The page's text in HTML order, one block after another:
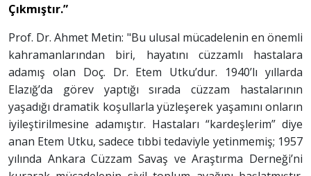
Çıkmıştır.”
Prof. Dr. Ahmet Metin: "Bu ulusal mücadelenin en önemli
kahramanlarından biri, hayatını cüzzamlı hastalara
adamış olan Doç. Dr. Etem Utku’dur. 1940’lı yıllarda
Elazığ’da görev yaptığı sırada cüzzam hastalarının
yaşadığı dramatik koşullarla yüzleşerek yaşamını onların
iyileştirilmesine adamıştır. Hastaları “kardeşlerim” diye
anan Etem Utku, sadece tıbbi tedaviyle yetinmemiş; 1957
yılında Ankara Cüzzam Savaş ve Araştırma Derneği’ni